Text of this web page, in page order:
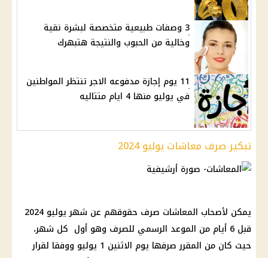
3 وصفات طبيعية متخصصة لبشرة نقية
وخالية من الحبوب والنتيجة هتبهرك
11 يوم إجازة مدفوعه الاجر تنتظر المواطنين
في يوليو منها 4 ايام متتاليه
تبكير صرف معاشات يوليو 2024
يمكن لأصحاب المعاشات صرف حقوقهم عن شهر يوليو 2024
قبل 6 أيام من الموعد الرسمي للصرف وهو أول كل شهر،
حيث كان من المقرر صرفها يوم الاثنين 1 يوليو ووفقا لقرار